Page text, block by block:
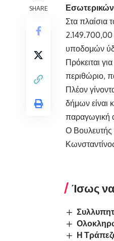
SHARE
Εσωτερικών
Στα πλαίσια
2.149.700,00
υποδομών
Πρόκειται
περιθώριο,
Πλέον
δήμων είναι
παραγωγική
Ο
Ίσως να
Η